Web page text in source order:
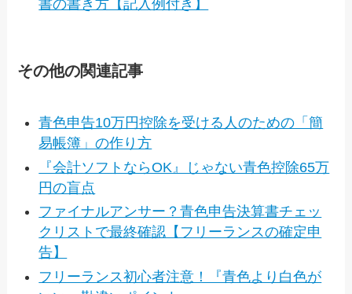
書の書き方【記入例付き】
その他の関連記事
青色申告10万円控除を受ける人のための「簡
易帳簿」の作り方
『会計ソフトならOK』じゃない青色控除65万
円の盲点
ファイナルアンサー？青色申告決算書チェッ
クリストで最終確認【フリーランスの確定申
告】
フリーランス初心者注意！『青色より白色が